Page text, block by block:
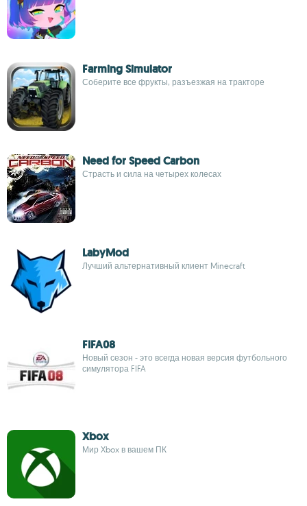
Farming Simulator
Соберите все фрукты, разъезжая на тракторе
Need for Speed Carbon
Страсть и сила на четырех колесах
LabyMod
Лучший альтернативный клиент Minecraft
FIFA08
Новый сезон - это всегда новая версия футбольного
симулятора FIFA
Xbox
Мир Xbox в вашем ПК